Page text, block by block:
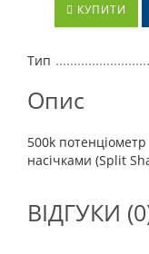
КУПИТИ
Тип
Опис
500k
насічками (Split
ВІДГУКИ